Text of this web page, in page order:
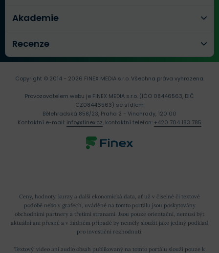
Akademie
Recenze
Ceny, hodnoty, kurzy a další ekonomická data, ať už v číselné či textové
podobě nebo v grafech, uváděné na tomto portálu jsou poskytovány
obchodními partnery a třetími stranami. Jsou pouze orientační, nemusí být
aktuální ani přesné a v žádném případě by neměly sloužit jako jediný podklad
pro investiční rozhodnutí.
Textový, video ani audio obsah publikovaný na tomto portálu slouží pouze k
Copyright © 2014 - 2026 FINEX MEDIA s.r.o.Všechna práva vyhrazena.
Provozovatelem webu je FINEX MEDIA s.r.o. (IČO 08446563, DIČ
CZ08446563) se sídlem
Bělehradská 858/23, Praha 2 - Vinohrady, 120 00
Kontaktní e-mail: info@finex.cz, kontaktní telefon: +420 704 183 785